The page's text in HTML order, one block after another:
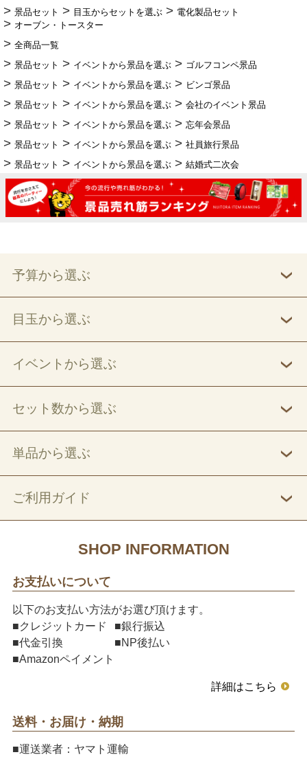
景品セット
目玉からセットを選ぶ
電化製品セット
オーブン・トースター
全商品一覧
景品セット
イベントから景品を選ぶ
ゴルフコンペ景品
景品セット
イベントから景品を選ぶ
ビンゴ景品
景品セット
イベントから景品を選ぶ
会社のイベント景品
景品セット
イベントから景品を選ぶ
忘年会景品
景品セット
イベントから景品を選ぶ
社員旅行景品
景品セット
イベントから景品を選ぶ 結婚式二次会
予算から選ぶ
目玉から選ぶ
イベントから選ぶ
セット数から選ぶ
単品から選ぶ
ご利用ガイド
SHOP INFORMATION
お支払いについて
以下のお支払い方法がお選び頂けます。
■クレジットカード
■銀行振込
■代金引換
■NP後払い
■Amazonペイメント
詳細はこちら
送料・お届け・納期
■運送業者：ヤマト運輸